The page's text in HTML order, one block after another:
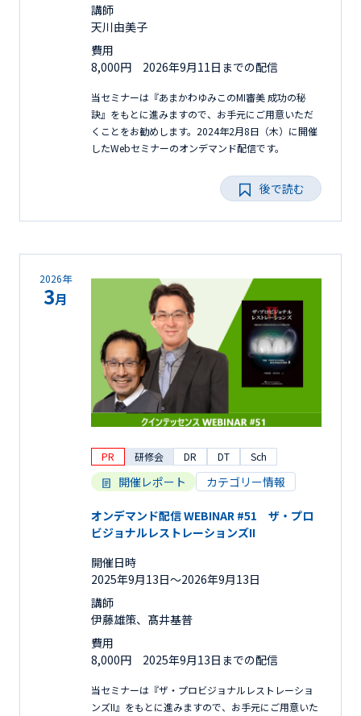
講師
天川由美子
費用
8,000円 2026年9月11日までの配信
当セミナーは『あまかわゆみこのMI審美 成功の秘
訣』をもとに進みますので、お手元にご用意いただ
くことをお勧めします。2024年2月8日（木）に開催
したWebセミナーのオンデマンド配信です。
後で読む
2026年
3月
PR 研修会 DR DT Sch
開催レポート カテゴリー情報
オンデマンド配信 WEBINAR #51 ザ・プロ
ビジョナルレストレーションズII
開催日時
2025年9月13日〜2026年9月13日
講師
伊藤雄策、髙井基普
費用
8,000円 2025年9月13日までの配信
当セミナーは『ザ・プロビジョナルレストレーショ
ンズII』をもとに進みますので、お手元にご用意いた